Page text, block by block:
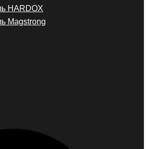
HARDOX
Magstrong